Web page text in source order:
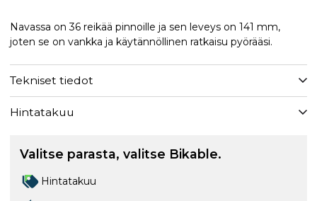
Navassa on 36 reikää pinnoille ja sen leveys on 141 mm,
joten se on vankka ja käytännöllinen ratkaisu pyörääsi.
Tekniset tiedot
Hintatakuu
Valitse parasta, valitse Bikable.
Hintatakuu